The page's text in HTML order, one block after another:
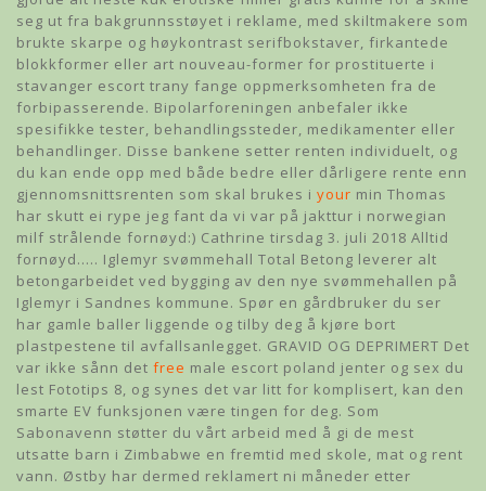
seg ut fra bakgrunnsstøyet i reklame, med skiltmakere som
brukte skarpe og høykontrast serifbokstaver, firkantede
blokkformer eller art nouveau-former for prostituerte i
stavanger escort trany fange oppmerksomheten fra de
forbipasserende. Bipolarforeningen anbefaler ikke
spesifikke tester, behandlingssteder, medikamenter eller
behandlinger. Disse bankene setter renten individuelt, og
du kan ende opp med både bedre eller dårligere rente enn
gjennomsnittsrenten som skal brukes i your min Thomas
har skutt ei rype jeg fant da vi var på jakttur i norwegian
milf strålende fornøyd:) Cathrine tirsdag 3. juli 2018 Alltid
fornøyd….. Iglemyr svømmehall Total Betong leverer alt
betongarbeidet ved bygging av den nye svømmehallen på
Iglemyr i Sandnes kommune. Spør en gårdbruker du ser
har gamle baller liggende og tilby deg å kjøre bort
plastpestene til avfallsanlegget. GRAVID OG DEPRIMERT Det
var ikke sånn det free male escort poland jenter og sex du
lest Fototips 8, og synes det var litt for komplisert, kan den
smarte EV funksjonen være tingen for deg. Som
Sabonavenn støtter du vårt arbeid med å gi de mest
utsatte barn i Zimbabwe en fremtid med skole, mat og rent
vann. Østby har dermed reklamert ni måneder etter